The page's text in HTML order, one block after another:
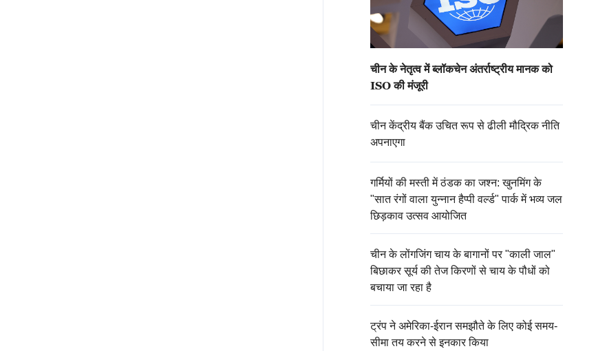
चीन के नेतृत्व में ब्लॉकचेन अंतर्राष्ट्रीय मानक को
ISO की मंजूरी
चीन केंद्रीय बैंक उचित रूप से ढीली मौद्रिक नीति
अपनाएगा
गर्मियों की मस्ती में ठंडक का जश्न: खुनमिंग के
"सात रंगों वाला युन्नान हैप्पी वर्ल्ड" पार्क में भव्य जल
छिड़काव उत्सव आयोजित
चीन के लोंगजिंग चाय के बागानों पर "काली जाल"
बिछाकर सूर्य की तेज किरणों से चाय के पौधों को
बचाया जा रहा है
ट्रंप ने अमेरिका-ईरान समझौते के लिए कोई समय-
सीमा तय करने से इनकार किया